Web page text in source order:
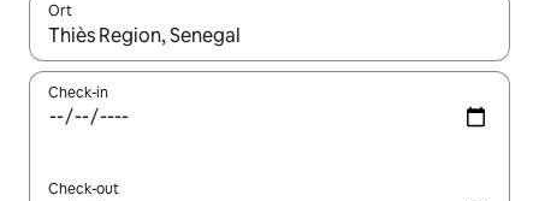
Ort
Wenn Ergebnisse verfügbar sind, navigiere mit den
Check-in
Check-out